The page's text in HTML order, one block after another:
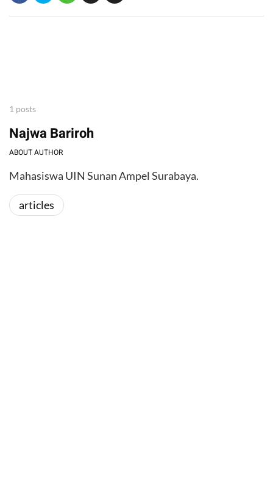
1 posts
Najwa Bariroh
ABOUT AUTHOR
Mahasiswa UIN Sunan Ampel Surabaya.
articles